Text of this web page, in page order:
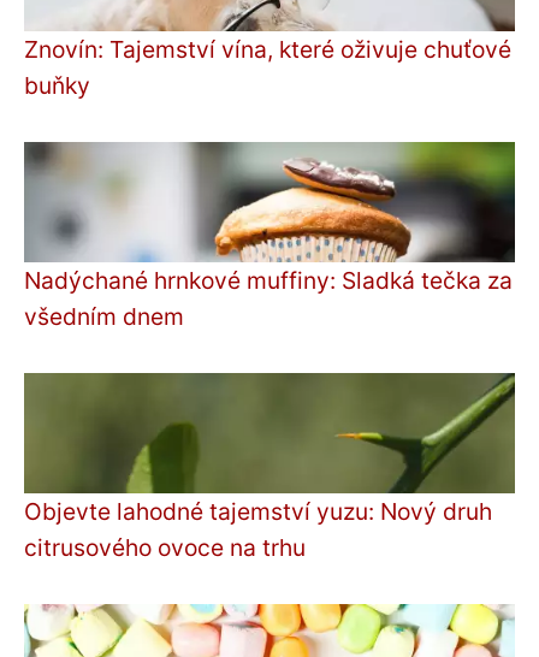
Znovín: Tajemství vína, které oživuje chuťové
buňky
Nadýchané hrnkové muffiny: Sladká tečka za
všedním dnem
Objevte lahodné tajemství yuzu: Nový druh
citrusového ovoce na trhu